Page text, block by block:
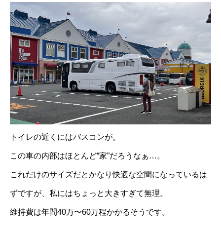
トイレの近くにはバスコンが。
この車の内部はほとんど“家”だろうなぁ…。
これだけのサイズだとかなり快適な空間になっているは
ずですが、私にはちょっと大きすぎて無理。
維持費は年間40万〜60万程かかるそうです。